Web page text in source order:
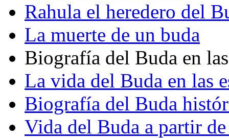
Rahula el heredero del
La muerte de un buda
Biografía del Buda en
La vida del Buda en las
Biografía del Buda
Vida del Buda a partir de